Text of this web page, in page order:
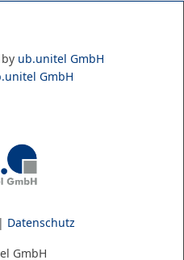
ub.unitel GmbH
GmbH
| Datenschutz
GmbH